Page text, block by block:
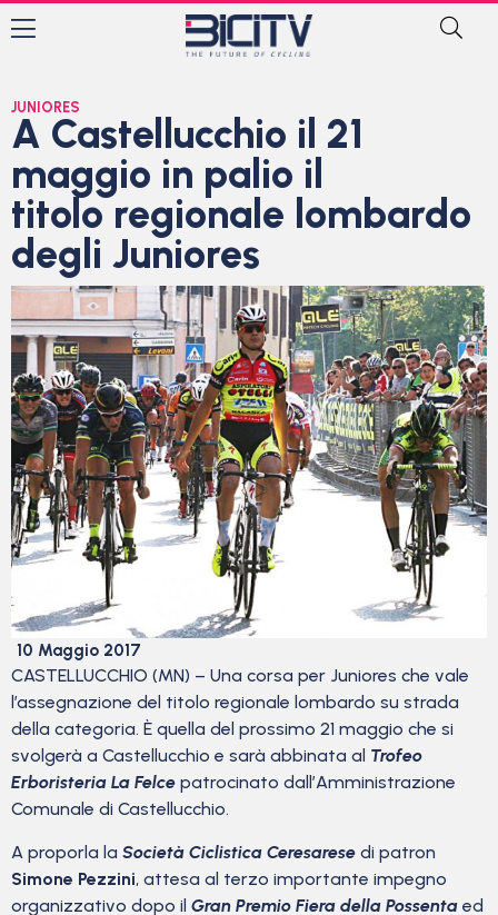
JUNIORES
A Castellucchio il 21
maggio in palio il
titolo regionale lombardo
degli Juniores
10 Maggio 2017
CASTELLUCCHIO (MN) – Una corsa per Juniores che vale
l’assegnazione del titolo regionale lombardo su strada
della categoria. È quella del prossimo 21 maggio che si
svolgerà a Castellucchio e sarà abbinata al Trofeo
Erboristeria La Felce patrocinato dall’Amministrazione
Comunale di Castellucchio.
A proporla la Società Ciclistica Ceresarese di patron
Simone Pezzini, attesa al terzo importante impegno
organizzativo dopo il Gran Premio Fiera della Possenta ed